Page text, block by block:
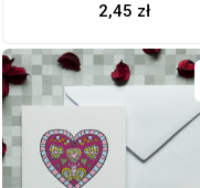
2,45 zł